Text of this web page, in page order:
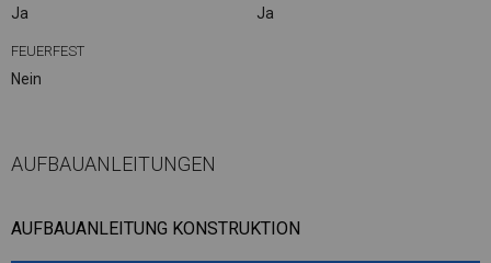
Ja Ja
FEUERFEST
Nein
AUFBAUANLEITUNGEN
AUFBAUANLEITUNG KONSTRUKTION